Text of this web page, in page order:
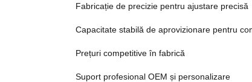
Fabricație de precizie pentru ajustare precisă
Capacitate stabilă de aprovizionare pentru
Prețuri competitive în fabrică
Suport profesional OEM și personalizare